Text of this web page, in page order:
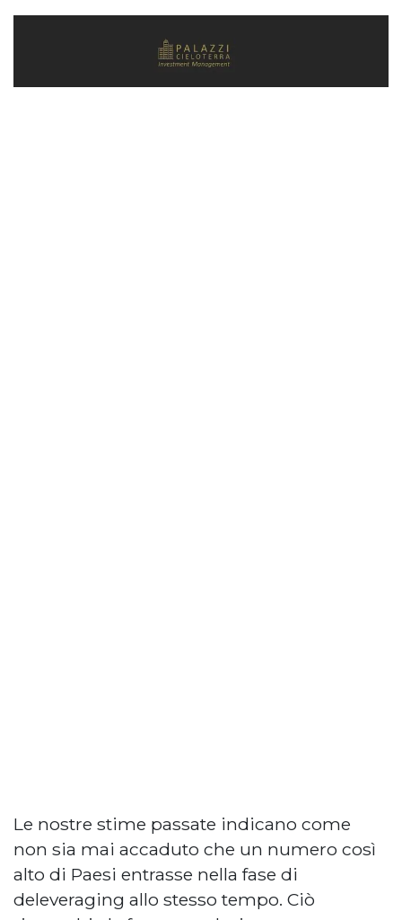
Le nostre stime passate indicano come
non sia mai accaduto che un numero così
alto di Paesi entrasse nella fase di
deleveraging allo stesso tempo. Ciò